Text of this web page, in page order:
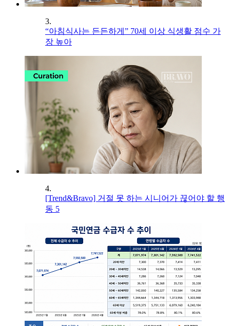
3.
“아침식사는 든든하게” 70세 이상 식생활 점수 가
장 높아
4.
[Trend&Bravo] 거절 못 하는 시니어가 끊어야 할 행
동 5